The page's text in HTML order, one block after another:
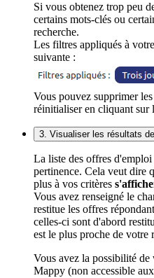
Si vous obtenez trop peu
certains mots-clés ou
recherche.
Les filtres appliqués à
suivante :
Vous pouvez supprimer
réinitialiser en cliquant sur
3. Visualiser les résultats
La liste des offres d'emploi
pertinence. Cela veut dire
plus à vos critères
Vous avez renseigné le
restitue les offres
celles-ci sont d'abord
est le plus proche de votre
Vous avez la possibilité
Mappy (non accessible